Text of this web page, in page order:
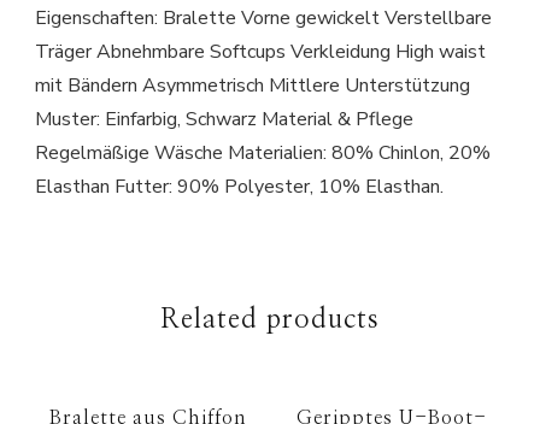
Eigenschaften: Bralette Vorne gewickelt Verstellbare
Träger Abnehmbare Softcups Verkleidung High waist
mit Bändern Asymmetrisch Mittlere Unterstützung
Muster: Einfarbig, Schwarz Material & Pflege
Regelmäßige Wäsche Materialien: 80% Chinlon, 20%
Elasthan Futter: 90% Polyester, 10% Elasthan.
Related products
Bralette aus Chiffon
Geripptes U-Boot-